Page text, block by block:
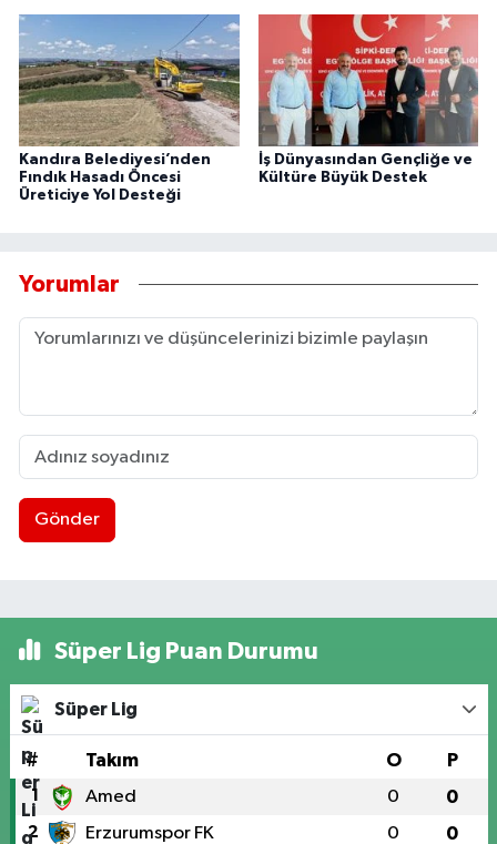
Kandıra Belediyesi’nden
Fındık Hasadı Öncesi
Üreticiye Yol Desteği
İş Dünyasından Gençliğe ve
Kültüre Büyük Destek
Yorumlar
Gönder
Süper Lig Puan Durumu
Süper Lig
# Takım O P
1 Amed 0 0
2 Erzurumspor FK 0 0